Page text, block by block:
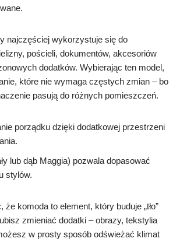
najczęściej wykorzystuje się do
pościeli, dokumentów, akcesoriów
dodatków. Wybierając ten model,
które nie wymaga częstych zmian – bo
pasują do różnych pomieszczeń.
porządku dzięki dodatkowej przestrzeni
lub dąb Maggia) pozwala dopasować
stylów.
że komoda to element, który buduje „tło”
zmieniać dodatki – obrazy, tekstylia
w prosty sposób odświeżać klimat